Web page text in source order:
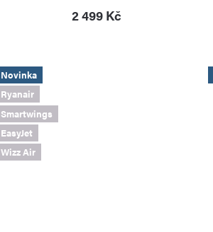
2 499 Kč
Novinka
Ryanair
Smartwings
EasyJet
Wizz Air